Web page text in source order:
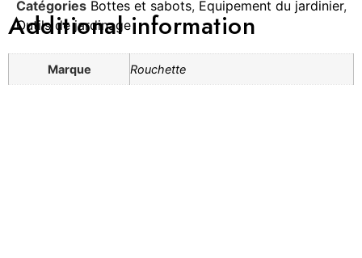
Catégories Bottes et sabots, Equipement du jardinier,
Outils de jardinage
Additional information
Marque Rouchette